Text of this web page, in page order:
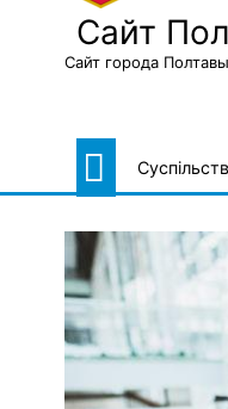
Сайт
Сайт города Полтавы